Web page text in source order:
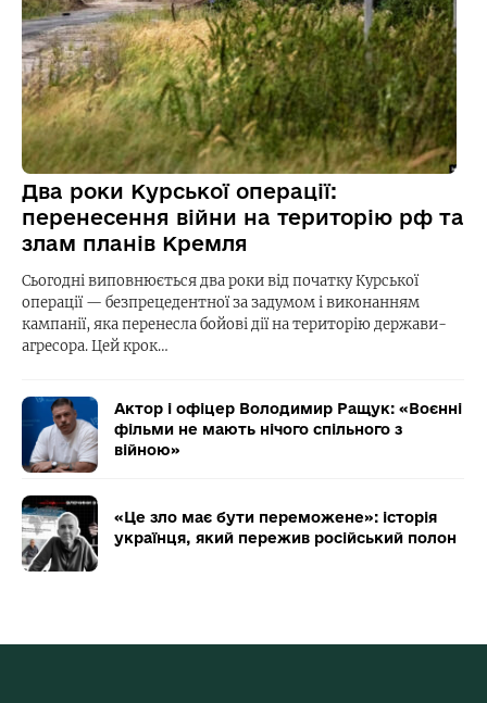
Два роки Курської операції:
перенесення війни на територію рф та
злам планів Кремля
Сьогодні виповнюється два роки від початку Курської
операції — безпрецедентної за задумом і виконанням
кампанії, яка перенесла бойові дії на територію держави-
агресора. Цей крок…
Актор і офіцер Володимир Ращук: «Воєнні
фільми не мають нічого спільного з
війною»
«Це зло має бути переможене»: історія
українця, який пережив російський полон